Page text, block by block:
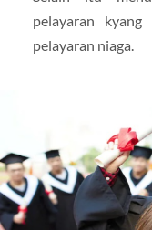
pelayaran kyang
pelayaran niaga.